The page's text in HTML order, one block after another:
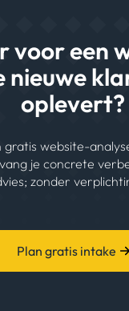
voor een
nieuwe
oplevert?
gratis website-
je concrete
zonder
Plan gratis intake